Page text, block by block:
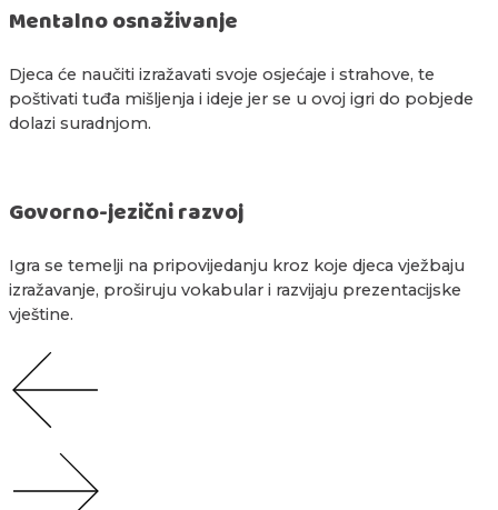
Mentalno osnaživanje
Djeca će naučiti izražavati svoje osjećaje i strahove, te
poštivati tuđa mišljenja i ideje jer se u ovoj igri do pobjede
dolazi suradnjom.
Govorno-jezični razvoj
Igra se temelji na pripovijedanju kroz koje djeca vježbaju
izražavanje, proširuju vokabular i razvijaju prezentacijske
vještine.